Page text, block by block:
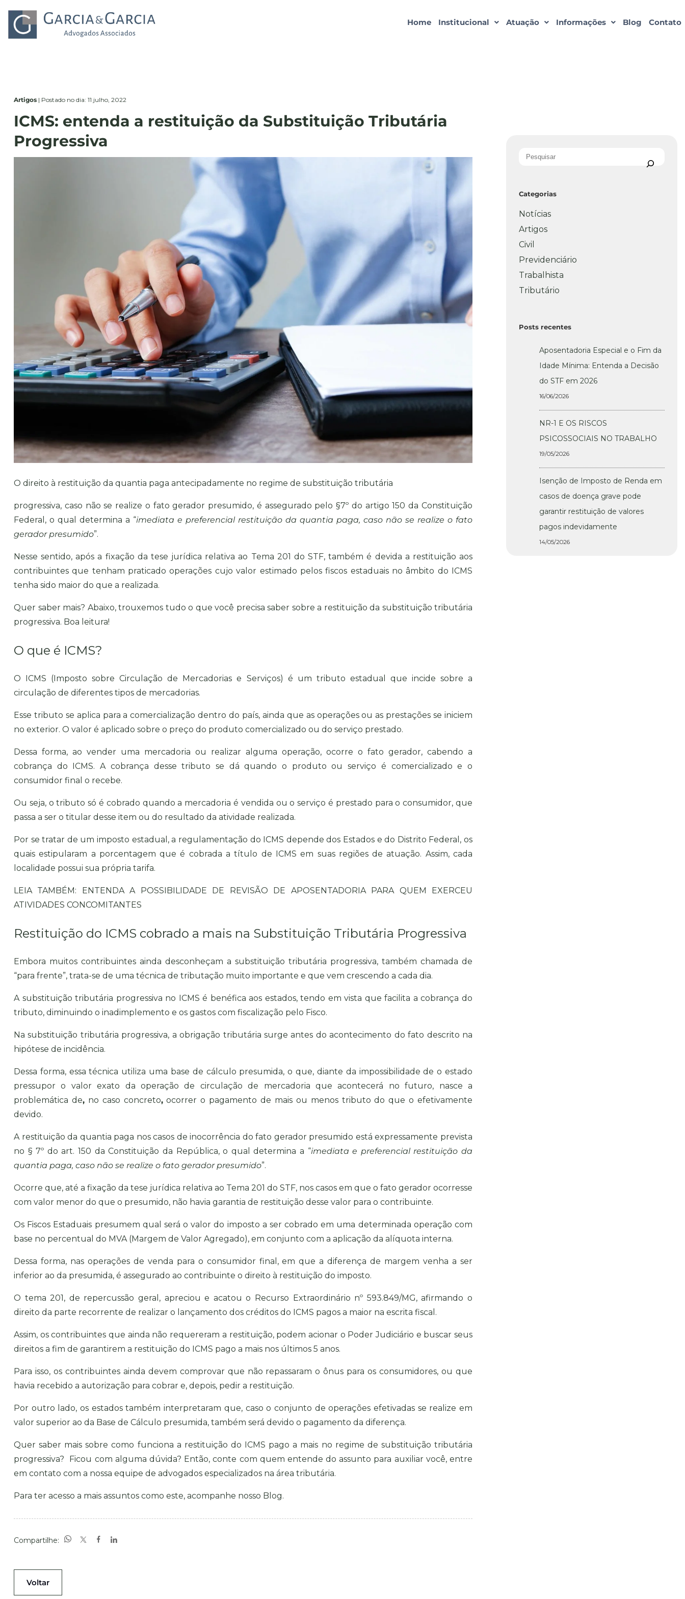
Home Institucional Atuação Informações Blog Contato
Artigos | Postado no dia: 11 julho, 2022
ICMS: entenda a restituição da Substituição Tributária
Progressiva
O direito à restituição da quantia paga antecipadamente no regime de substituição tributária
progressiva, caso não se realize o fato gerador presumido, é assegurado pelo §7º do artigo 150 da Constituição
Federal, o qual determina a “imediata e preferencial restituição da quantia paga, caso não se realize o fato
gerador presumido”.
Nesse sentido, após a fixação da tese jurídica relativa ao Tema 201 do STF, também é devida a restituição aos
contribuintes que tenham praticado operações cujo valor estimado pelos fiscos estaduais no âmbito do ICMS
tenha sido maior do que a realizada.
Quer saber mais? Abaixo, trouxemos tudo o que você precisa saber sobre a restituição da substituição tributária
progressiva. Boa leitura!
O que é ICMS?
O ICMS (Imposto sobre Circulação de Mercadorias e Serviços) é um tributo estadual que incide sobre a
circulação de diferentes tipos de mercadorias.
Esse tributo se aplica para a comercialização dentro do país, ainda que as operações ou as prestações se iniciem
no exterior. O valor é aplicado sobre o preço do produto comercializado ou do serviço prestado.
Dessa forma, ao vender uma mercadoria ou realizar alguma operação, ocorre o fato gerador, cabendo a
cobrança do ICMS. A cobrança desse tributo se dá quando o produto ou serviço é comercializado e o
consumidor final o recebe.
Ou seja, o tributo só é cobrado quando a mercadoria é vendida ou o serviço é prestado para o consumidor, que
passa a ser o titular desse item ou do resultado da atividade realizada.
Por se tratar de um imposto estadual, a regulamentação do ICMS depende dos Estados e do Distrito Federal, os
quais estipularam a porcentagem que é cobrada a título de ICMS em suas regiões de atuação. Assim, cada
localidade possui sua própria tarifa.
LEIA TAMBÉM: ENTENDA A POSSIBILIDADE DE REVISÃO DE APOSENTADORIA PARA QUEM EXERCEU
ATIVIDADES CONCOMITANTES
Restituição do ICMS cobrado a mais na Substituição Tributária Progressiva
Embora muitos contribuintes ainda desconheçam a substituição tributária progressiva, também chamada de
“para frente”, trata-se de uma técnica de tributação muito importante e que vem crescendo a cada dia.
A substituição tributária progressiva no ICMS é benéfica aos estados, tendo em vista que facilita a cobrança do
tributo, diminuindo o inadimplemento e os gastos com fiscalização pelo Fisco.
Na substituição tributária progressiva, a obrigação tributária surge antes do acontecimento do fato descrito na
hipótese de incidência.
Dessa forma, essa técnica utiliza uma base de cálculo presumida, o que, diante da impossibilidade de o estado
pressupor o valor exato da operação de circulação de mercadoria que acontecerá no futuro, nasce a
problemática de,no caso concreto,ocorrer o pagamento de mais ou menos tributo do que o efetivamente
devido.
A restituição da quantia paga nos casos de inocorrência do fato gerador presumido está expressamente prevista
no § 7º do art. 150 da Constituição da República, o qual determina a “imediata e preferencial restituição da
quantia paga, caso não se realize o fato gerador presumido”.
Ocorre que, até a fixação da tese jurídica relativa ao Tema 201 do STF, nos casos em que o fato gerador ocorresse
com valor menor do que o presumido, não havia garantia de restituição desse valor para o contribuinte.
Os Fiscos Estaduais presumem qual será o valor do imposto a ser cobrado em uma determinada operação com
base no percentual do MVA (Margem de Valor Agregado), em conjunto com a aplicação da alíquota interna.
Dessa forma, nas operações de venda para o consumidor final, em que a diferença de margem venha a ser
inferior ao da presumida, é assegurado ao contribuinte o direito à restituição do imposto.
O tema 201, de repercussão geral, apreciou e acatou o Recurso Extraordinário nº 593.849/MG, afirmando o
direito da parte recorrente de realizar o lançamento dos créditos do ICMS pagos a maior na escrita fiscal.
Assim, os contribuintes que ainda não requereram a restituição, podem acionar o Poder Judiciário e buscar seus
direitos a fim de garantirem a restituição do ICMS pago a mais nos últimos 5 anos.
Para isso, os contribuintes ainda devem comprovar que não repassaram o ônus para os consumidores, ou que
havia recebido a autorização para cobrar e, depois, pedir a restituição.
Por outro lado, os estados também interpretaram que, caso o conjunto de operações efetivadas se realize em
valor superior ao da Base de Cálculo presumida, também será devido o pagamento da diferença.
Quer saber mais sobre como funciona a restituição do ICMS pago a mais no regime de substituição tributária
progressiva? Ficou com alguma dúvida? Então, conte com quem entende do assunto para auxiliar você, entre
em contato com a nossa equipe de advogados especializados na área tributária.
Para ter acesso a mais assuntos como este, acompanhe nosso Blog.
Compartilhe:
Voltar
Categorias
Notícias
Artigos
Civil
Previdenciário
Trabalhista
Tributário
Posts recentes
Aposentadoria Especial e o Fim da
Idade Mínima: Entenda a Decisão
do STF em 2026
16/06/2026
NR-1 E OS RISCOS
PSICOSSOCIAIS NO TRABALHO
19/05/2026
Isenção de Imposto de Renda em
casos de doença grave pode
garantir restituição de valores
pagos indevidamente
14/05/2026